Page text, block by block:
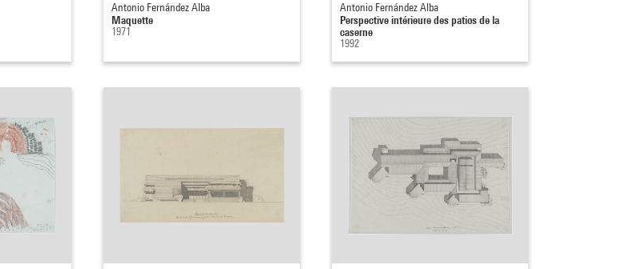
Antonio Fernández Alba
Maquette
1971
Antonio Fernández Alba
Perspective intérieure des patios de la
caserne
1992